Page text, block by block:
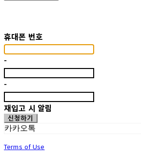
휴대폰 번호
-
-
재입고 시 알림
신청하기
카카오톡
Terms of Use